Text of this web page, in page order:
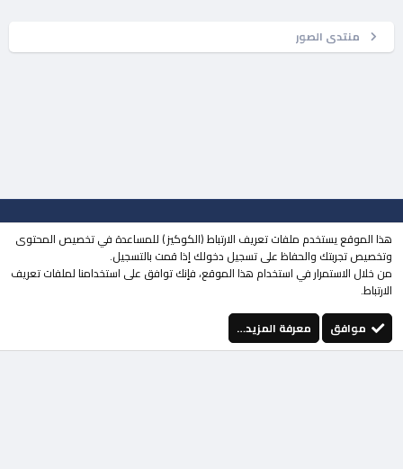
منتدى الصور
جميع الحقوق محفوظة لـمجتمع حلحول© 2023
| تطويرMOHDESIGN
منتقي الستايلات
الوضع المظلم
إتصل بنا
الشروط والقوانين سياسة الخصوصية
فيسبوكتويتر youtube
Instagram
هذا الموقع يستخدم ملفات تعريف الارتباط (الكوكيز ) للمساعدة في تخصيص المحتوى
وتخصيص تجربتك والحفاظ على تسجيل دخولك إذا قمت بالتسجيل.
من خلال الاستمرار في استخدام هذا الموقع، فإنك توافق على استخدامنا لملفات تعريف
الارتباط.
موافق
معرفة المزيد…